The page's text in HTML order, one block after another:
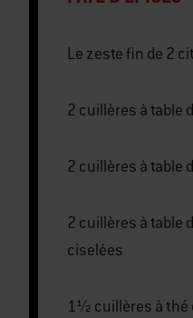
Le zeste fin de 2
2 cuillères à table de feuilles de sauge fraîche
ciselées